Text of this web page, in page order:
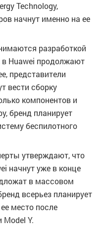
Technology,
начнут именно на ее
разработкой
в Huawei продолжают
представители
вести сборку
компонентов и
бренд планирует
беспилотного
утверждают, что
начнут уже в конце
в массовом
всерьез планирует
место после
Y.